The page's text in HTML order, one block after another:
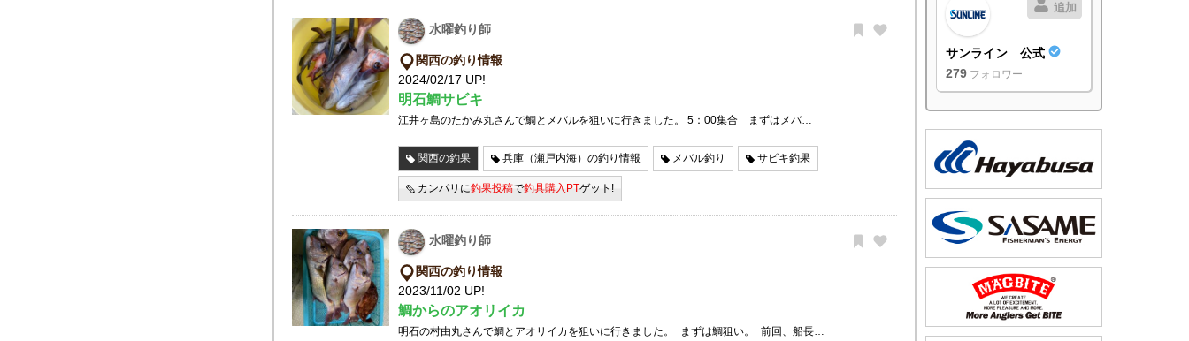
水曜釣り師
関西の釣り情報
2024/02/17 UP!
明石鯛サビキ
江井ヶ島のたかみ丸さんで鯛とメバルを狙いに行きました。 5：00集合 まずはメバ…
関西の釣果 兵庫（瀬戸内海）の釣り情報 メバル釣り サビキ釣果
カンパリに釣果投稿で釣具購入PTゲット!
水曜釣り師
関西の釣り情報
2023/11/02 UP!
鯛からのアオリイカ
明石の村由丸さんで鯛とアオリイカを狙いに行きました。 まずは鯛狙い。 前回、船長…
追加
サンライン 公式
279 フォロワー